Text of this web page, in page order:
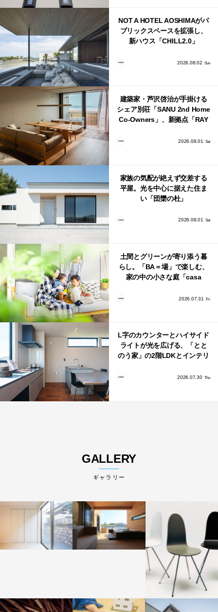
NOT A HOTEL AOSHIMAがパ
ブリックスペースを拡張し、
新ハウス「CHILL2.0」
2026.08.02 Sun
建築家・芦沢啓治が手掛ける
シェア別荘「SANU 2nd Home
Co-Owners」、新拠点「RAY
2026.08.01 Sat
家族の気配が絶えず交差する
平屋。光を中心に据えた住ま
い「団欒の杜」
2026.08.01 Sat
土間とグリーンが寄り添う暮
らし。「BA＝場」で楽しむ、
家の中の小さな庭「casa
2026.07.31 Fri
L字のカウンターとハイサイド
ライトが光を広げる、「とと
のう家」の2階LDKとインテリ
2026.07.30 Thu
GALLERY
ギャラリー